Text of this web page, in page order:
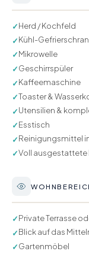
✓Herd / Kochfeld
✓Kühl-
✓Mikrowelle
✓Geschirrspüler
✓Kaffeemaschine
✓Toaster &
✓Utensilien &
✓Esstisch
✓Reinigungsmittel
✓Voll ausgestattete
✓Private Terrasse
✓Blick auf das
✓Gartenmöbel